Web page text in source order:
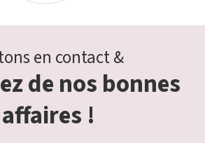
en contact &
de nos bonnes
affaires !